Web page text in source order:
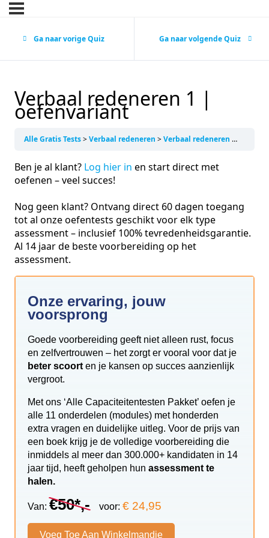
Ga naar vorige Quiz Ga naar volgende Quiz
Verbaal redeneren 1 |
oefenvariant
Alle Gratis Tests Verbaal redeneren Verbaal redeneren 1 | oefenvariant
Ben je al klant? Log hier in en start direct met
oefenen – veel succes!
Nog geen klant? Ontvang direct 60 dagen toegang
tot al onze oefentests geschikt voor elk type
assessment – inclusief 100% tevredenheidsgarantie.
Al 14 jaar de beste voorbereiding op het
assessment.
Onze ervaring, jouw
voorsprong
Goede voorbereiding geeft niet alleen rust, focus
en zelfvertrouwen – het zorgt er vooral voor dat je
beter scoort en je kansen op succes aanzienlijk
vergroot.
Met ons ‘Alle Capaciteitentesten Pakket’ oefen je
alle 11 onderdelen (modules) met honderden
extra vragen en duidelijke uitleg. Voor de prijs van
een boek krijg je de volledige voorbereiding die
inmiddels al meer dan 300.000+ kandidaten in 14
jaar tijd, heeft geholpen hun assessment te
halen.
Van: €50*,- voor: € 24,95
Voeg Toe Aan Winkelmandje